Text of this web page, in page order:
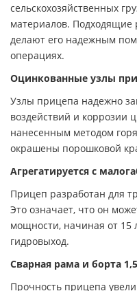
сельскохозяйственных
материалов. Подходящие
делают его надежным
операциях.
Оцинкованные узлы
Узлы прицепа надежно
воздействий и коррозии
нанесенным методом
окрашены порошковой
Агрегатируется с
Прицеп разработан для
Это означает, что он
мощности, начиная от
гидровыход.
Сварная рама и борта
Прочность прицепа